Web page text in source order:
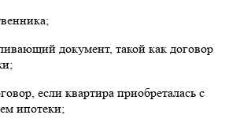
документ, такой как договор
если квартира приобреталась с
ипотеки;